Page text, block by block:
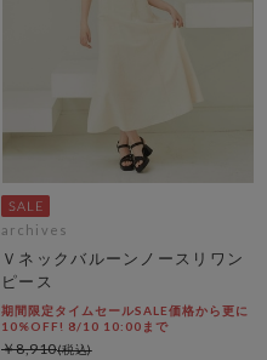
archives
Ｖネックバルーンノースリワン
ピース
期間限定タイムセールSALE価格から更に
10%OFF! 8/10 10:00まで
￥8,910